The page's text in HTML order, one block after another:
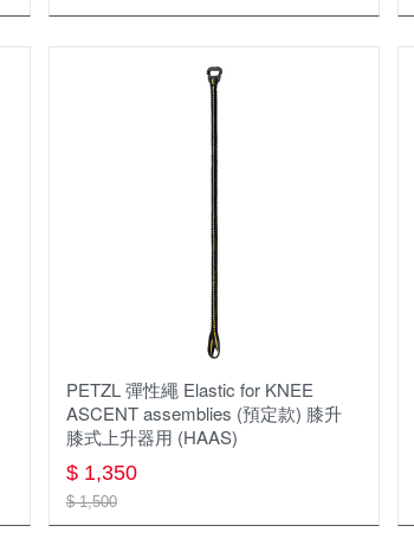
PETZL 彈性繩 Elastic for KNEE
ASCENT assemblies (預定款) 膝升
膝式上升器用 (HAAS)
$ 1,350
$ 1,500